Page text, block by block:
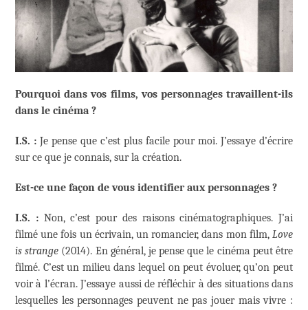
Pourquoi dans vos films, vos personnages travaillent-ils
dans le cinéma ?
I.S. : Je pense que c’est plus facile pour moi. J’essaye d’écrire
sur ce que je connais, sur la création.
Est-ce une façon de vous identifier aux personnages ?
I.S. :Non, c’est pour des raisons cinématographiques. J’ai
filmé une fois un écrivain, un romancier, dans mon film, Love
is strange (2014). En général, je pense que le cinéma peut être
filmé. C’est un milieu dans lequel on peut évoluer, qu’on peut
voir à l’écran. J’essaye aussi de réfléchir à des situations dans
lesquelles les personnages peuvent ne pas jouer mais vivre :